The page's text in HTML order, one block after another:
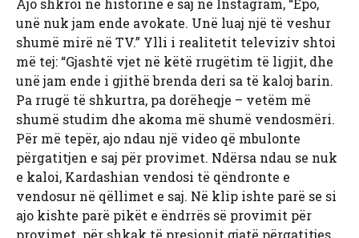
Ajo shkroi në historinë e saj në Instagram, “Epo,
unë nuk jam ende avokate. Unë luaj një të veshur
shumë mirë në TV.” Ylli i realitetit televiziv shtoi
më tej: “Gjashtë vjet në këtë rrugëtim të ligjit, dhe
unë jam ende i gjithë brenda deri sa të kaloj barin.
Pa rrugë të shkurtra, pa dorëheqje – vetëm më
shumë studim dhe akoma më shumë vendosmëri.
Për më tepër, ajo ndau një video që mbulonte
përgatitjen e saj për provimet. Ndërsa ndau se nuk
e kaloi, Kardashian vendosi të qëndronte e
vendosur në qëllimet e saj. Në klip ishte parë se si
ajo kishte parë pikët e ëndrrës së provimit për
provimet. për shkak të presionit gjatë përgatitjes.